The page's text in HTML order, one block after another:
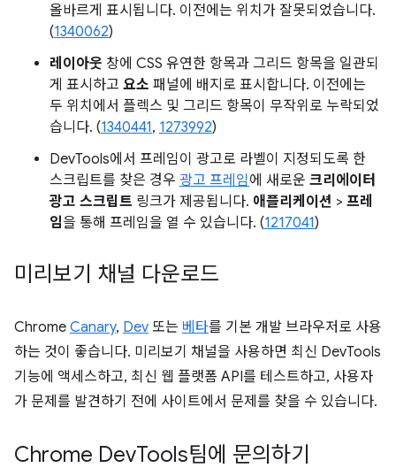
올바르게 표시됩니다. 이전에는 위치가 잘못되었습니다.
(1340062)
레이아웃 창에 CSS 유연한 항목과 그리드 항목을 일관되
게 표시하고 요소 패널에 배지로 표시합니다. 이전에는
두 위치에서 플렉스 및 그리드 항목이 무작위로 누락되었
습니다. (1340441, 1273992)
DevTools에서 프레임이 광고로 라벨이 지정되도록 한
스크립트를 찾은 경우 광고 프레임에 새로운 크리에이터
광고 스크립트 링크가 제공됩니다. 애플리케이션 > 프레
임을 통해 프레임을 열 수 있습니다. (1217041)
미리보기 채널 다운로드
Chrome Canary, Dev 또는 베타를 기본 개발 브라우저로 사용
하는 것이 좋습니다. 미리보기 채널을 사용하면 최신 DevTools
기능에 액세스하고, 최신 웹 플랫폼 API를 테스트하고, 사용자
가 문제를 발견하기 전에 사이트에서 문제를 찾을 수 있습니다.
Chrome DevTools팀에 문의하기